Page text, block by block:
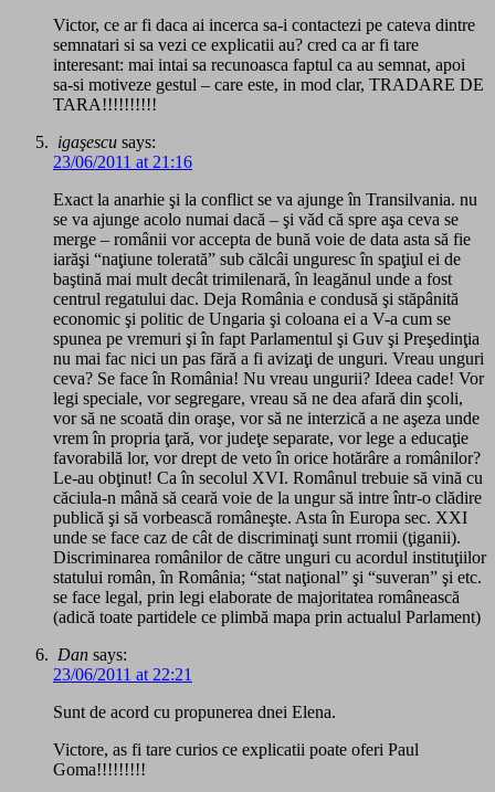
Victor, ce ar fi daca ai incerca sa-i contactezi pe cateva dintre
semnatari si sa vezi ce explicatii au? cred ca ar fi tare
interesant: mai intai sa recunoasca faptul ca au semnat, apoi
sa-si motiveze gestul – care este, in mod clar, TRADARE DE
TARA!!!!!!!!!!
igaşescu says:
23/06/2011 at 21:16
Exact la anarhie şi la conflict se va ajunge în Transilvania. nu
se va ajunge acolo numai dacă – şi văd că spre aşa ceva se
merge – românii vor accepta de bună voie de data asta să fie
iarăşi “naţiune tolerată” sub călcâi unguresc în spaţiul ei de
baştină mai mult decât trimilenară, în leagănul unde a fost
centrul regatului dac. Deja România e condusă şi stăpânită
economic şi politic de Ungaria şi coloana ei a V-a cum se
spunea pe vremuri şi în fapt Parlamentul şi Guv şi Preşedinţia
nu mai fac nici un pas fără a fi avizaţi de unguri. Vreau unguri
ceva? Se face în România! Nu vreau ungurii? Ideea cade! Vor
legi speciale, vor segregare, vreau să ne dea afară din şcoli,
vor să ne scoată din oraşe, vor să ne interzică a ne aşeza unde
vrem în propria ţară, vor judeţe separate, vor lege a educaţie
favorabilă lor, vor drept de veto în orice hotărâre a românilor?
Le-au obţinut! Ca în secolul XVI. Românul trebuie să vină cu
căciula-n mână să ceară voie de la ungur să intre într-o clădire
publică şi să vorbească româneşte. Asta în Europa sec. XXI
unde se face caz de cât de discriminaţi sunt rromii (ţiganii).
Discriminarea românilor de către unguri cu acordul instituţiilor
statului român, în România; “stat naţional” şi “suveran” şi etc.
se face legal, prin legi elaborate de majoritatea românească
(adică toate partidele ce plimbă mapa prin actualul Parlament)
Dan says:
23/06/2011 at 22:21
Sunt de acord cu propunerea dnei Elena.
Victore, as fi tare curios ce explicatii poate oferi Paul
Goma!!!!!!!!!